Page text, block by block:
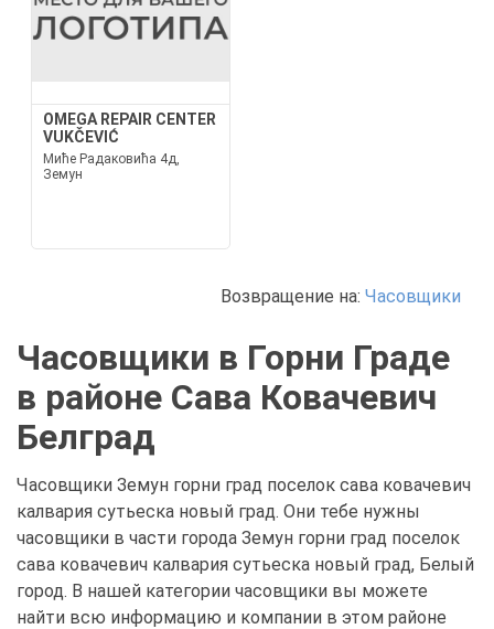
OMEGA REPAIR CENTER
VUKČEVIĆ
Миће Радаковића 4д,
Земун
Возвращение на: Часовщики
Часовщики в Горни Граде
в районе Сава Ковачевич
Белград
Часовщики Земун горни град поселок сава ковачевич
калвария сутьеска новый град. Они тебе нужны
часовщики в части города Земун горни град поселок
сава ковачевич калвария сутьеска новый град, Белый
город. В нашей категории часовщики вы можете
найти всю информацию и компании в этом районе